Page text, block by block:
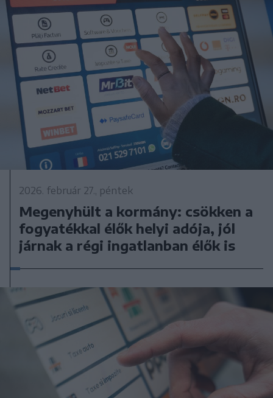
2026. február 27., péntek
Megenyhült a kormány: csökken a
fogyatékkal élők helyi adója, jól
járnak a régi ingatlanban élők is